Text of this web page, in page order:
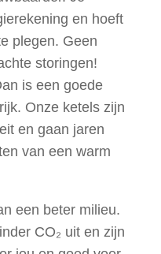
en hoeft
plegen. Geen
storingen!
is een goede
Onze ketels zijn
en gaan jaren
van een warm
een beter milieu.
CO₂ uit en zijn